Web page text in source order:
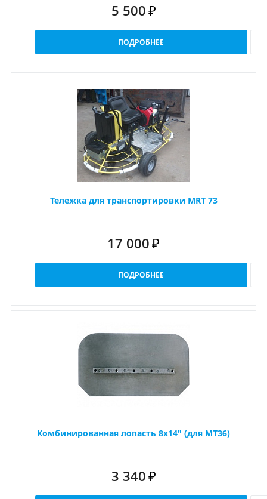
5 500 ₽
ПОДРОБНЕЕ
Тележка для транспортировки MRT 73
17 000 ₽
ПОДРОБНЕЕ
Комбинированная лопасть 8x14" (для MT36)
3 340 ₽